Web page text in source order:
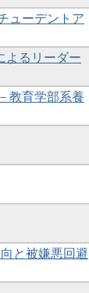
ューデントア
るリーダー
教育学部系養
と被嫌悪回避